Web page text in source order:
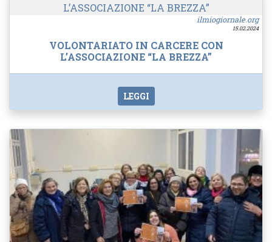
ilmiogiornale.org
15.02.2024
VOLONTARIATO IN CARCERE CON
L’ASSOCIAZIONE “LA BREZZA”
LEGGI